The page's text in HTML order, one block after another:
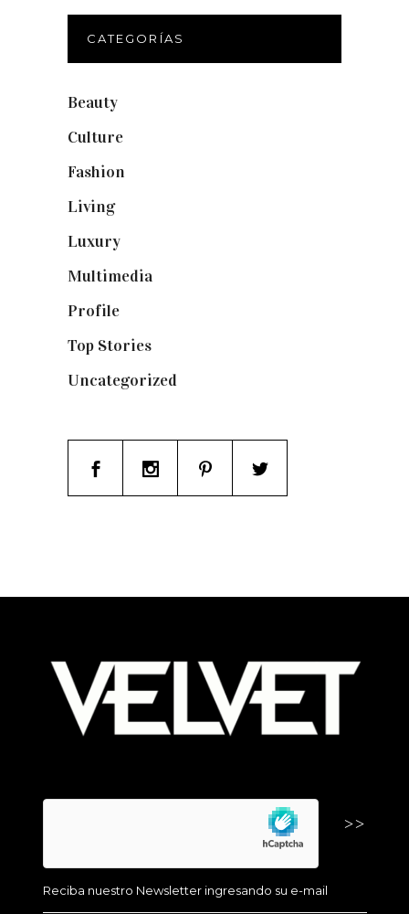
CATEGORÍAS
Beauty
Culture
Fashion
Living(337)
Luxury
Multimedia
Profile
Top Stories
Uncategorized